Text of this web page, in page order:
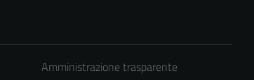
Amministrazione trasparente